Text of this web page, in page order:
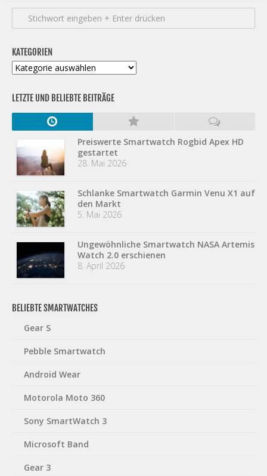
KATEGORIEN
Kategorien
LETZTE UND BELIEBTE BEITRÄGE
Preiswerte Smartwatch Rogbid Apex HD
gestartet
28. Mai 2026
Schlanke Smartwatch Garmin Venu X1 auf
den Markt
5. Mai 2026
Ungewöhnliche Smartwatch NASA Artemis
Watch 2.0 erschienen
8. April 2026
BELIEBTE SMARTWATCHES
Gear S
Pebble Smartwatch
Android Wear
Motorola Moto 360
Sony SmartWatch 3
Microsoft Band
Gear 3